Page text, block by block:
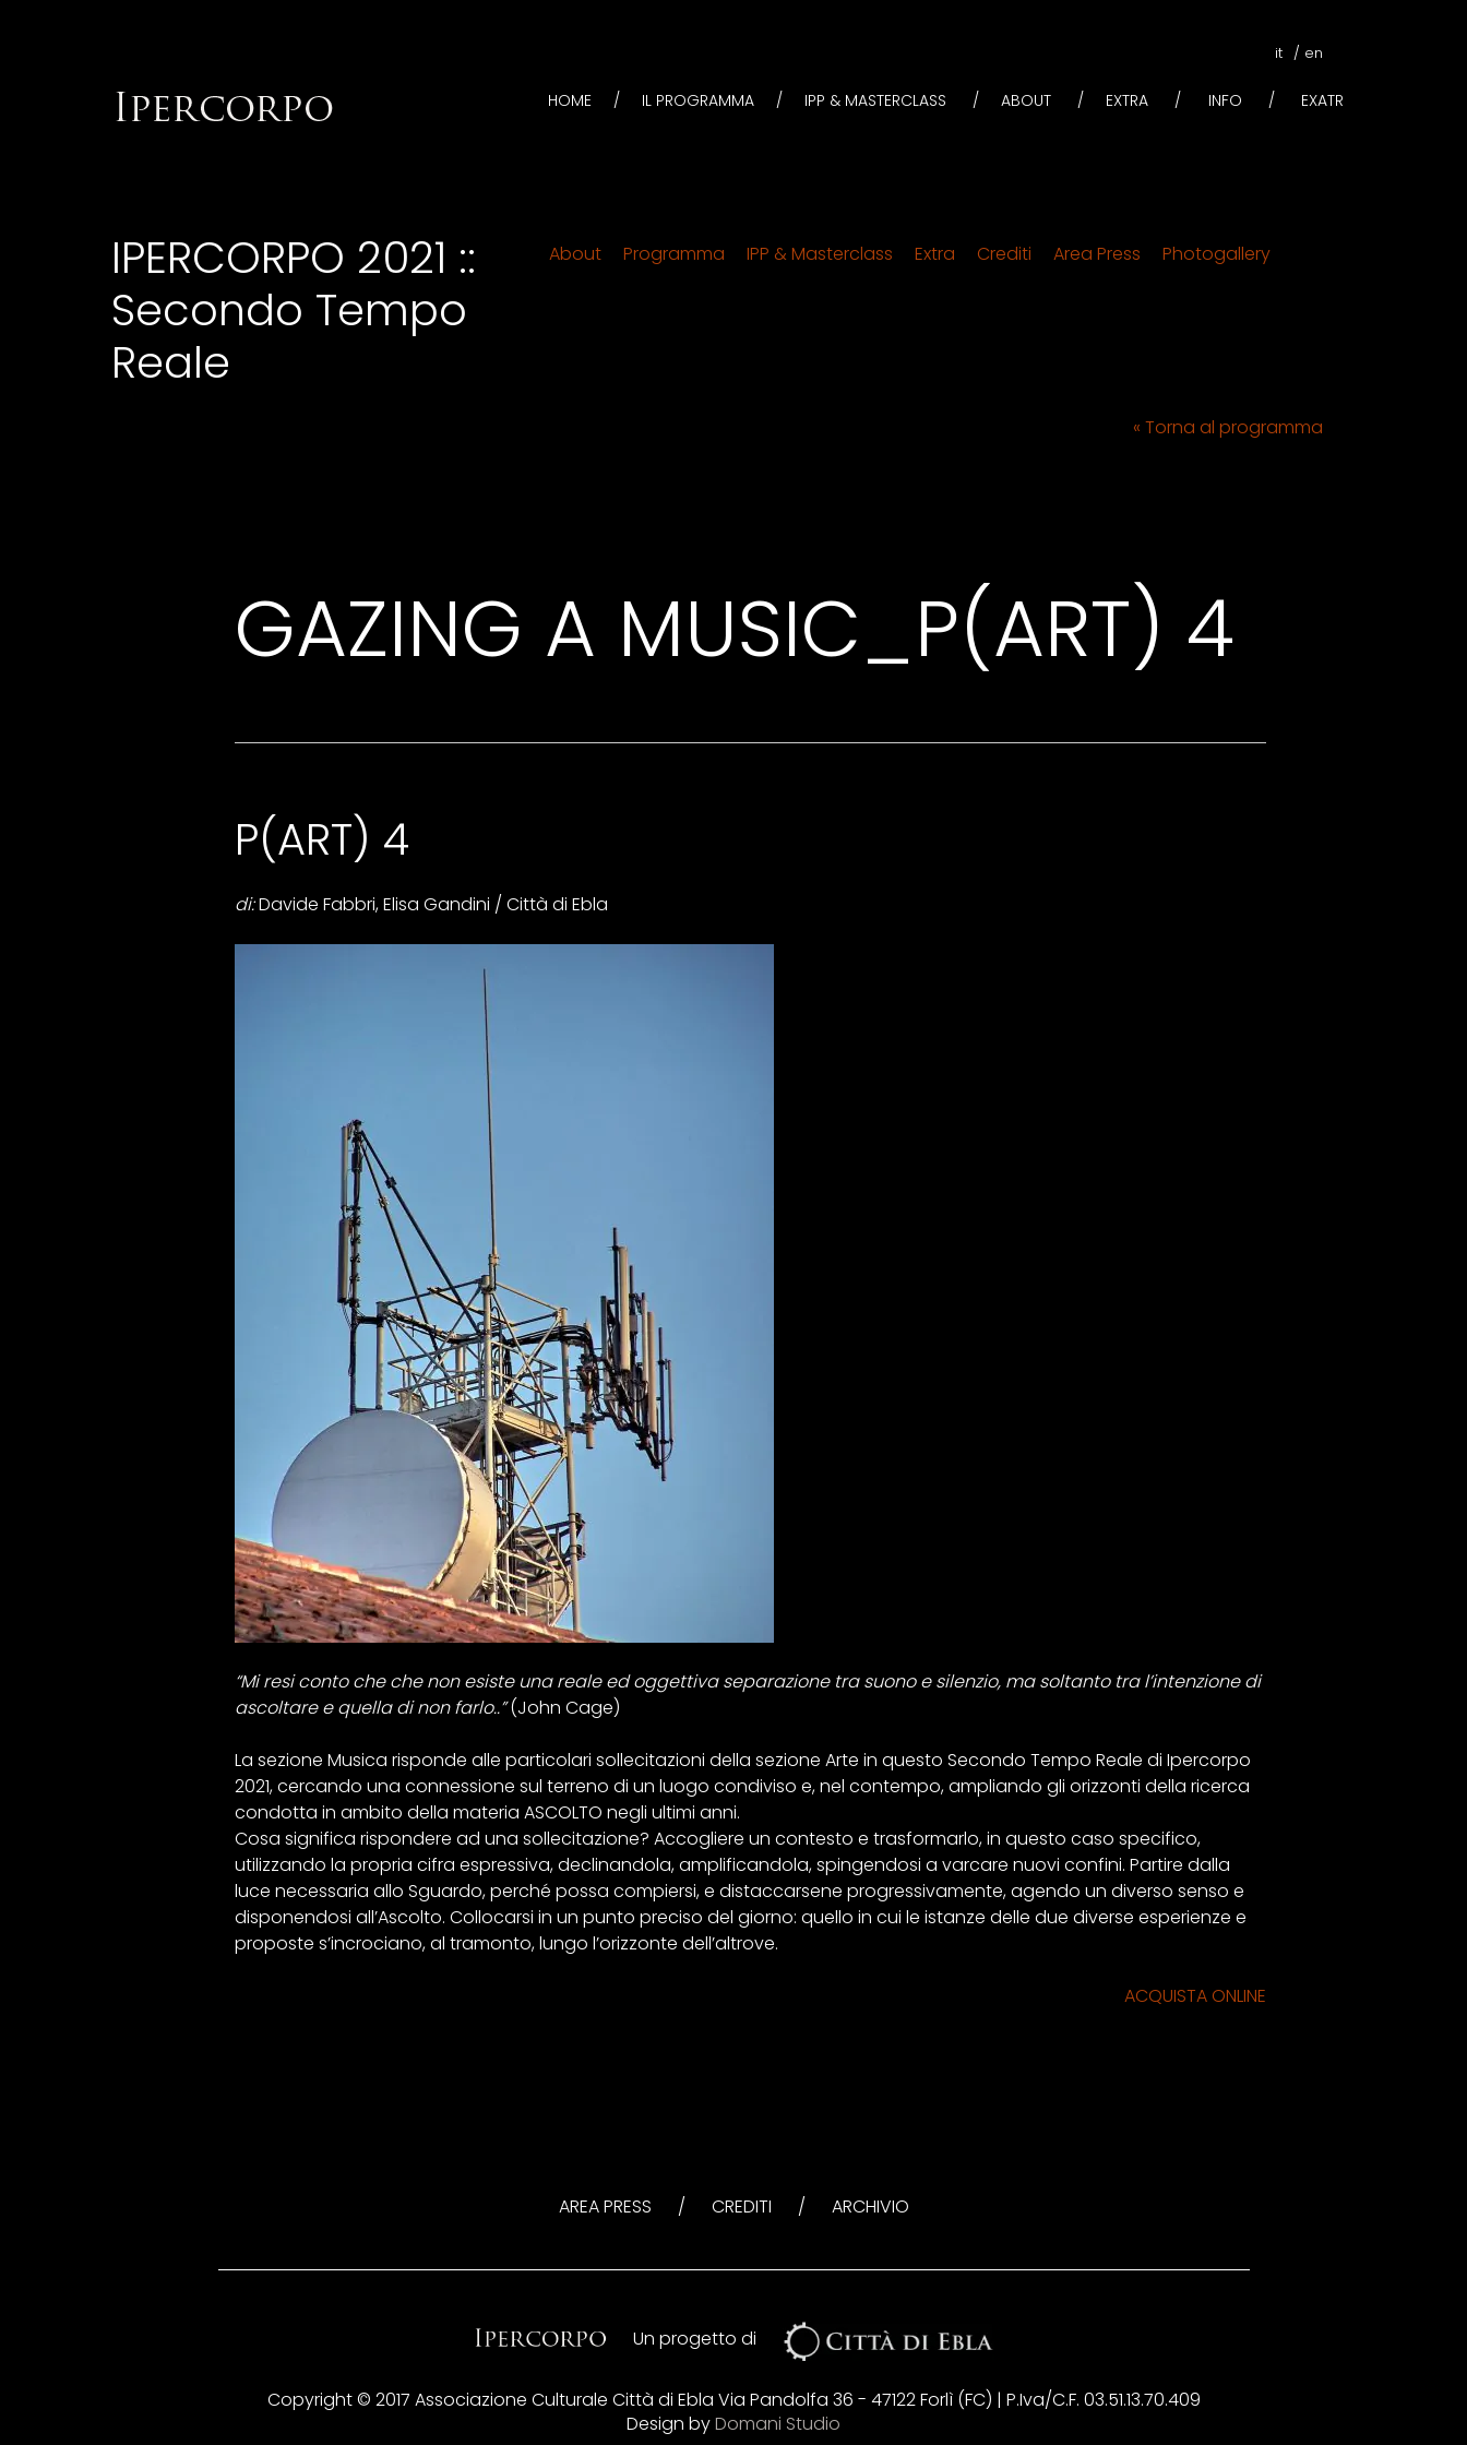
it en
HOME IL PROGRAMMA IPP & MASTERCLASS ABOUT EXTRA INFO EXATR
IPERCORPO 2021 ::
Secondo Tempo
Reale
About Programma IPP & Masterclass Extra Crediti Area Press Photogallery
« Torna al programma
GAZING A MUSIC_P(ART) 4
P(ART) 4
di:Davide Fabbri, Elisa Gandini / Città di Ebla
“Mi resi conto che che non esiste una reale ed oggettiva separazione tra suono e silenzio, ma soltanto tra l’intenzione di
ascoltare e quella di non farlo..”(John Cage)
La sezione Musica risponde alle particolari sollecitazioni della sezione Arte in questo Secondo Tempo Reale di Ipercorpo
2021, cercando una connessione sul terreno di un luogo condiviso e, nel contempo, ampliando gli orizzonti della ricerca
condotta in ambito della materia ASCOLTO negli ultimi anni.
Cosa significa rispondere ad una sollecitazione? Accogliere un contesto e trasformarlo, in questo caso specifico,
utilizzando la propria cifra espressiva, declinandola, amplificandola, spingendosi a varcare nuovi confini. Partire dalla
luce necessaria allo Sguardo, perché possa compiersi, e distaccarsene progressivamente, agendo un diverso senso e
disponendosi all’Ascolto. Collocarsi in un punto preciso del giorno: quello in cui le istanze delle due diverse esperienze e
proposte s’incrociano, al tramonto, lungo l’orizzonte dell’altrove.
ACQUISTA ONLINE
AREA PRESS / CREDITI / ARCHIVIO
Un progetto di
Copyright © 2017 Associazione Culturale Città di Ebla Via Pandolfa 36 - 47122 Forlì (FC) | P.Iva/C.F. 03.51.13.70.409
Design byDomani Studio